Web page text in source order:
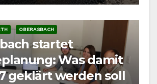
OBERASBACH
startet
Was damit
geklärt werden soll